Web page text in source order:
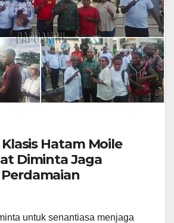
Klasis Hatam Moile
Diminta Jaga
untuk senantiasa menjaga